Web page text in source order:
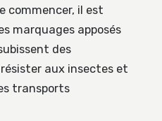
commencer, il est
marquages apposés
des
aux insectes et
transports